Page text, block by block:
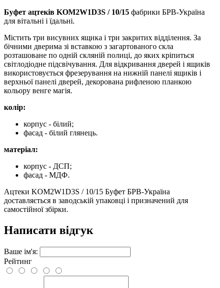
Буфет ацтеків KOM2W1D3S / 10/15 фабрики БРВ-Україна
для вітальні і їдальні.
Містить три висувних ящика і три закритих відділення. За
бічними дверима зі вставкою з загартованого скла
розташоване по одній скляній полиці, до яких кріпиться
світлодіодне підсвічування. Для відкривання дверей і ящиків
використовується фрезерування на нижній панелі ящиків і
верхньої панелі дверей, декорована рифленою планкою
кольору венге магія.
колір:
корпус - білий;
фасад - білий глянець.
матеріал:
корпус - ДСП;
фасад - МДФ.
Ацтеки KOM2W1D3S / 10/15 Буфет БРВ-Україна
доставляється в заводській упаковці і призначений для
самостійної збірки.
Написати відгук
Ваше ім'я:
Рейтинг